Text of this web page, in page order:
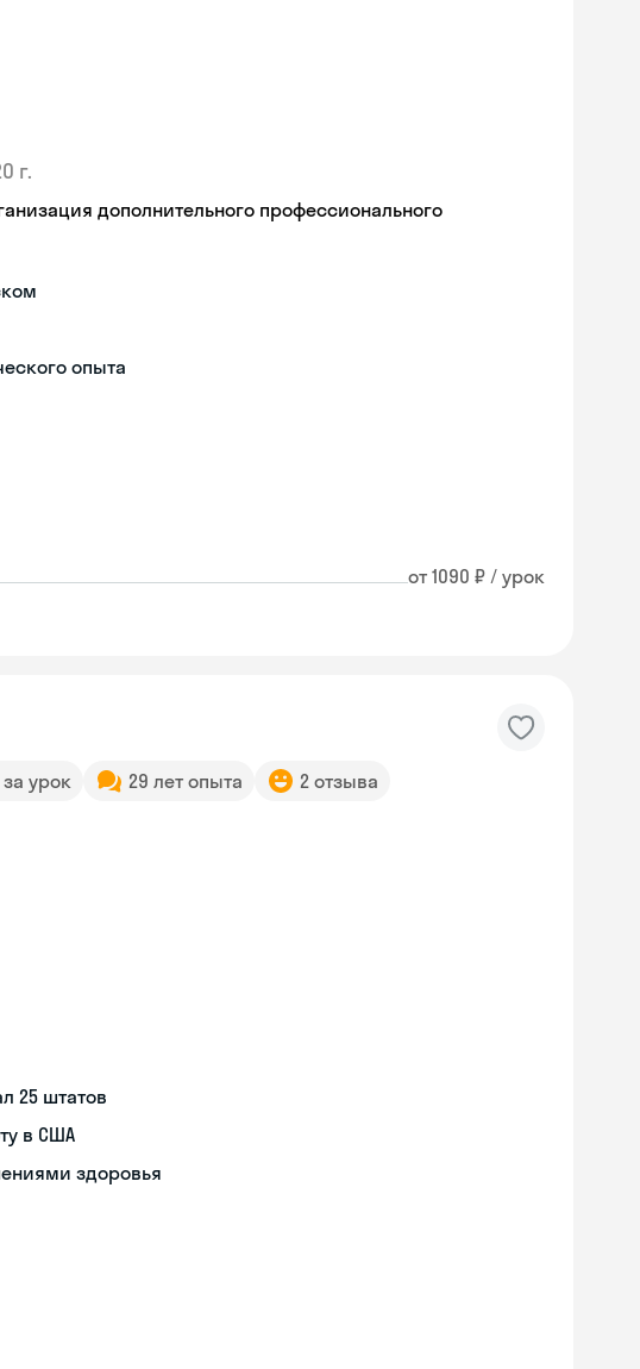
г.
дополнительного профессионального
опыта
от 1090 ₽ / урок
за урок 29 лет опыта 2 отзыва
25 штатов
в США
здоровья